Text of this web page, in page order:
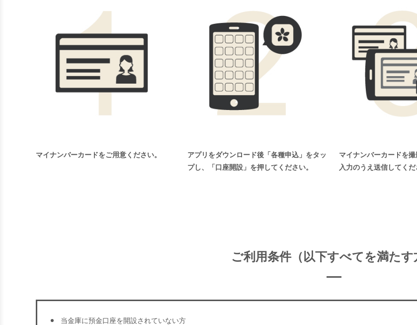
マイナンバーカードをご用意ください。
アプリをダウンロード後「各種申込」をタッ
プし、「口座開設」を押してください。
マイナンバーカードを
入力のうえ送信してくだ
ご利用条件（以下すべてを満たす
当金庫に預金口座を開設されていない方